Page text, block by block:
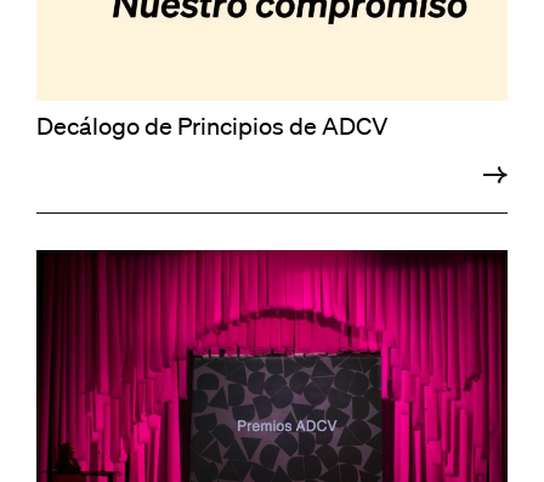
Decálogo de Principios de ADCV